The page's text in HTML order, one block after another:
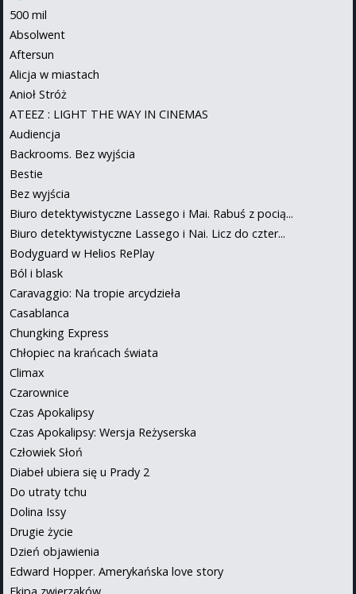
500 mil
Absolwent
Aftersun
Alicja w miastach
Anioł Stróż
ATEEZ : LIGHT THE WAY IN CINEMAS
Audiencja
Backrooms. Bez wyjścia
Bestie
Bez wyjścia
Biuro detektywistyczne Lassego i Mai. Rabuś z pocią...
Biuro detektywistyczne Lassego i Nai. Licz do czter...
Bodyguard w Helios RePlay
Ból i blask
Caravaggio: Na tropie arcydzieła
Casablanca
Chungking Express
Chłopiec na krańcach świata
Climax
Czarownice
Czas Apokalipsy
Czas Apokalipsy: Wersja Reżyserska
Człowiek Słoń
Diabeł ubiera się u Prady 2
Do utraty tchu
Dolina Issy
Drugie życie
Dzień objawienia
Edward Hopper. Amerykańska love story
Ekipa zwierzaków